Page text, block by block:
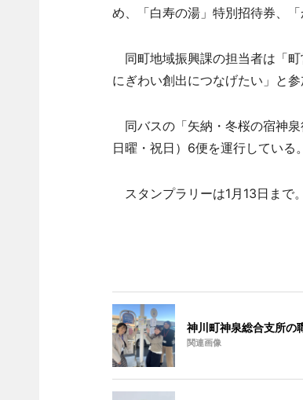
め、「白寿の湯」特別招待券、
同町地域振興課の担当者は「
にぎわい創出につなげたい」と参
同バスの「矢納・冬桜の宿神泉
日曜・祝日）6便を運行している。
スタンプラリーは1月13日まで。
神川町神泉総合支所の
関連画像